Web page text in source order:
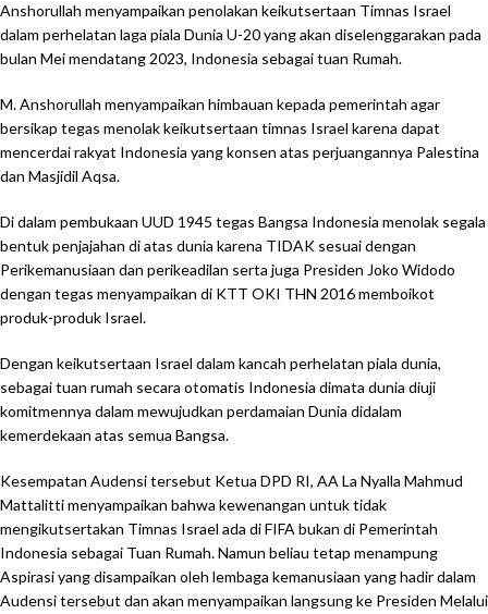
Anshorullah menyampaikan penolakan keikutsertaan Timnas Israel
dalam perhelatan laga piala Dunia U-20 yang akan diselenggarakan pada
bulan Mei mendatang 2023, Indonesia sebagai tuan Rumah.
M. Anshorullah menyampaikan himbauan kepada pemerintah agar
bersikap tegas menolak keikutsertaan timnas Israel karena dapat
mencerdai rakyat Indonesia yang konsen atas perjuangannya Palestina
dan Masjidil Aqsa.
Di dalam pembukaan UUD 1945 tegas Bangsa Indonesia menolak segala
bentuk penjajahan di atas dunia karena TIDAK sesuai dengan
Perikemanusiaan dan perikeadilan serta juga Presiden Joko Widodo
dengan tegas menyampaikan di KTT OKI THN 2016 memboikot
produk-produk Israel.
Dengan keikutsertaan Israel dalam kancah perhelatan piala dunia,
sebagai tuan rumah secara otomatis Indonesia dimata dunia diuji
komitmennya dalam mewujudkan perdamaian Dunia didalam
kemerdekaan atas semua Bangsa.
Kesempatan Audensi tersebut Ketua DPD RI, AA La Nyalla Mahmud
Mattalitti menyampaikan bahwa kewenangan untuk tidak
mengikutsertakan Timnas Israel ada di FIFA bukan di Pemerintah
Indonesia sebagai Tuan Rumah. Namun beliau tetap menampung
Aspirasi yang disampaikan oleh lembaga kemanusiaan yang hadir dalam
Audensi tersebut dan akan menyampaikan langsung ke Presiden Melalui